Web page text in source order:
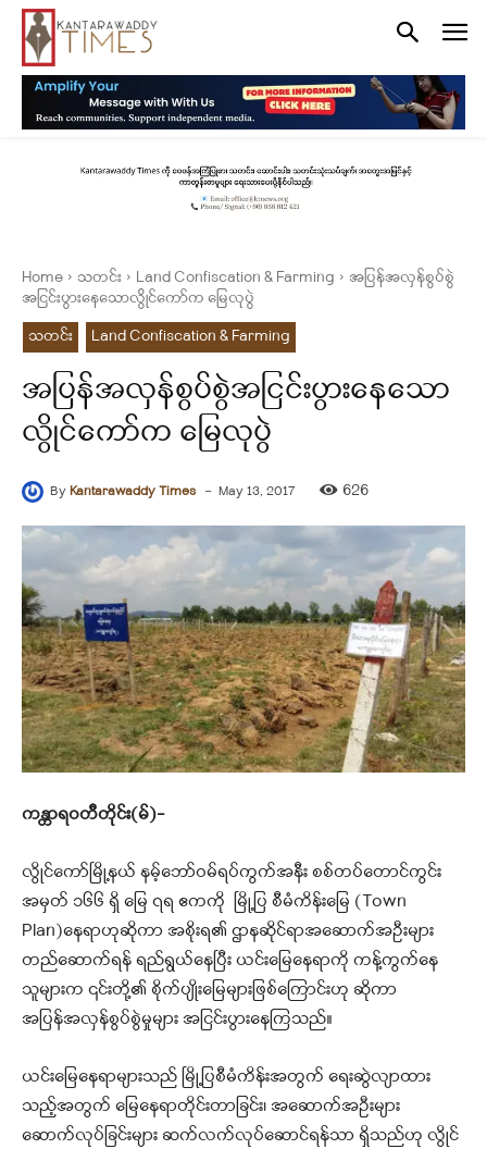
Home သတင်း Land Confiscation & Farming
အပြန်အလှန်စွပ်စွဲ
အငြင်းပွားနေသောလွိုင်ကော်က မြေလုပွဲ
သတင်း
Land Confiscation & Farming
အပြန်အလှန်စွပ်စွဲအငြင်းပွားနေသော
လွိုင်ကော်က မြေလုပွဲ
ByKantarawaddy Times - May 13, 2017 626
ကန္တာရဝတီတိုင်း(မ်)-
လွိုင်ကော်မြို့နယ် နမ့်ဘော်ဝမ်ရပ်ကွက်အနီး စစ်တပ်တောင်ကွင်း
အမှတ် ၁၆၆ ရှိ မြေ ၇ရ ဧကကို မြို့ပြ စီမံကိန်းမြေ (Town
Plan)နေရာဟုဆိုကာ အစိုးရ၏ ဌာနဆိုင်ရာအဆောက်အဦးများ
တည်ဆောက်ရန် ရည်ရွယ်နေပြီး ယင်းမြေနေရာကို ကန့်ကွက်နေ
သူများက ၎င်းတို့၏ စိုက်ပျိုးမြေများဖြစ်ကြောင်းဟု ဆိုကာ
အပြန်အလှန်စွပ်စွဲမှုများ အငြင်းပွားနေကြသည်။
ယင်းမြေနေရာများသည် မြို့ပြစီမံကိန်းအတွက် ရေးဆွဲလျာထား
သည့်အတွက် မြေနေရာတိုင်းတာခြင်း၊ အဆောက်အဦးများ
ဆောက်လုပ်ခြင်းများ ဆက်လက်လုပ်ဆောင်ရန်သာ ရှိသည်ဟု လွိုင်